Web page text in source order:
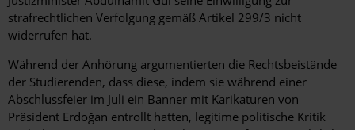
strafrechtlichen Verfolgung gemäß Artikel 299/3 nicht
widerrufen hat.
Während der Anhörung argumentierten die Rechtsbeistände
der Studierenden, dass diese, indem sie während einer
Abschlussfeier im Juli ein Banner mit Karikaturen von
Präsident Erdoğan entrollt hatten, legitime politische Kritik